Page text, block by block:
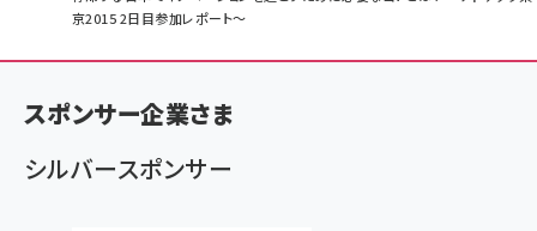
く
ず
京2015 2日目参加レポート〜
スポンサー企業さま
シルバースポンサー